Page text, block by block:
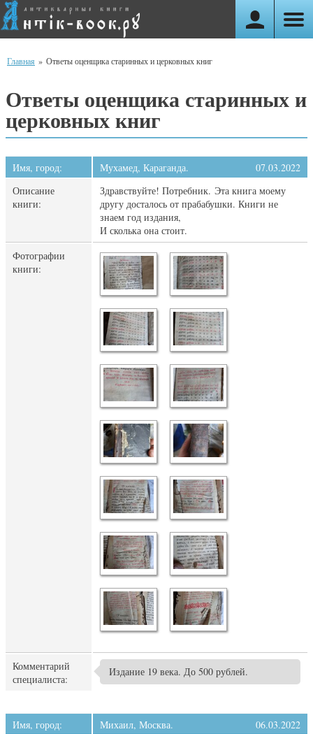
Главная » Ответы оценщика старинных и церковных книг
Ответы оценщика старинных и
церковных книг
Имя, город: Мухамед, Караганда.
07.03.2022
Описание
книги:
Здравствуйте! Потребник. Эта книга моему
другу досталось от прабабушки. Книги не
знаем год издания,
И сколька она стоит.
Фотографии
книги:
Комментарий
специалиста:
Издание 19 века. До 500 рублей.
Имя, город: Михаил, Москва.
06.03.2022